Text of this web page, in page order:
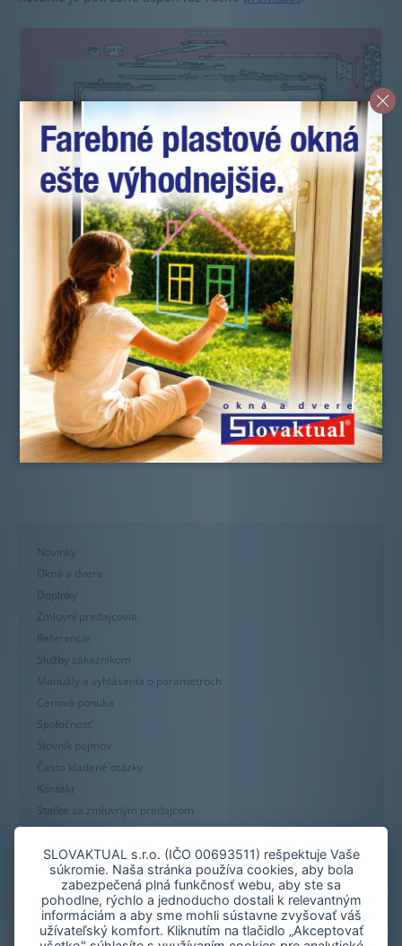
Novinky
Okná a dvere
Doplnky
Zmluvní predajcovia
Referencie
Služby zákazníkom
Manuály a vyhlásenia o parametroch
Cenová ponuka
Spoločnosť
Slovník pojmov
Často kladené otázky
Kontakt
Staňte sa zmluvným predajcom
Mapa stránky
Zásady používania súborov cookie
Nastavenie cookies
Oznámenie nekalých praktík
SLOVAKTUAL s.r.o. (IČO 00693511) rešpektuje Vaše
súkromie. Naša stránka používa cookies, aby bola
zabezpečená plná funkčnosť webu, aby ste sa
pohodlne, rýchlo a jednoducho dostali k relevantným
informáciám a aby sme mohli sústavne zvyšovať váš
užívateľský komfort. Kliknutím na tlačidlo „Akceptovať